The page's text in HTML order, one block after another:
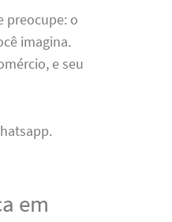
preocupe: o
imagina.
e seu
em